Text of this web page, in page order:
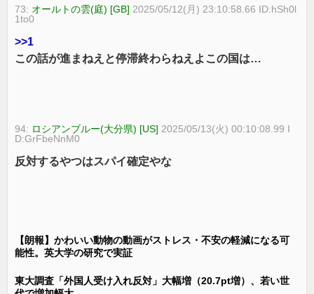
73: オールトの雲(庭) [GB] 2025/05/12(月) 23:10:58.66 ID:hSh0l
1to0
>>1
この話が進まねえと停滞終わらねえよこの国は…
94: ロシアンブルー(大分県) [US] 2025/05/13(火) 00:10:08.99 I
D:GrFbeNnM0
反対するやつはスパイ確定やな
【朗報】かわいい動物の動画がストレス・不安の軽減になる可
能性。英大学の研究で実証
東大調査「外国人受け入れ反対」大幅増（20.7pt増）、若い世